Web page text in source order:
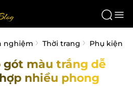
nghiệm Thời trang Phụ kiện
gót màu trắng dễ
nhiều phong